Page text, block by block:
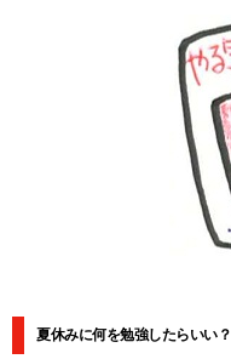
夏休みに何を勉強したらいい？